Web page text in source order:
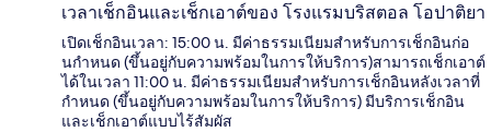
เวลาเช็กอินและเช็กเอาต์ของ โรงแรมบริสตอล โอปาติยา
เปิดเช็กอินเวลา: 15:00 น. มีค่าธรรมเนียมสำหรับการเช็กอินก่อ
นกำหนด (ขึ้นอยู่กับความพร้อมในการให้บริการ)สามารถเช็กเอาต์
ได้ในเวลา 11:00 น. มีค่าธรรมเนียมสำหรับการเช็กอินหลังเวลาที่
กำหนด (ขึ้นอยู่กับความพร้อมในการให้บริการ) มีบริการเช็กอิน
และเช็กเอาต์แบบไร้สัมผัส